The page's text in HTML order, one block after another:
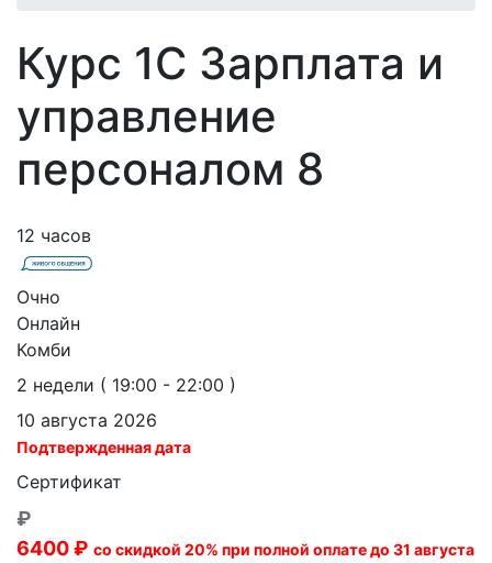
Курс 1С Зарплата и
управление
персоналом 8
12 часов
Очно
Онлайн
Комби
2 недели ( 19:00 - 22:00 )
10 августа 2026
Подтвержденная дата
Сертификат
₽
6400 ₽ со скидкой 20% при полной оплате до 31 августа